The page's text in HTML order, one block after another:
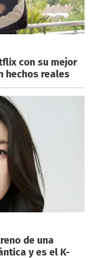
con su mejor
hechos reales
de una
y es el K-